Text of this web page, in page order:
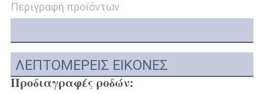
Περιγραφή προϊόντων
ΛΕΠΤΟΜΕΡΕΙΣ ΕΙΚΟΝΕΣ
Προδιαγραφές ροδών: